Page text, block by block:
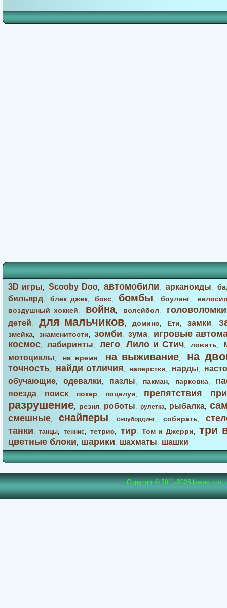
3D игры,Scooby Doo,автомобили, арканоиды,
бильярд,блек джек,бокс, бомбы, боулинг,
воздушный хоккей, война, волейбол, головоломки
детей, для мальчиков, домино, Ети, замки,
змейка, знаменитости,зомби, зума,
игровые
космос, лабиринты, лего,Лило и Стич,ловить,
мотоциклы, на время, на выживание, на
точность, найди отличия, наперстки, нарды,
обучающие, одевалки, пазлы, пакман, парковка,
поезда, поиск, покер, поцелуи, препятствия,
разрушение, резня, роботы, рулетка, рыбалка,
смешные, снайперы, сноубординг, собирать,
танки,танцы, теннис,тетрис, тир,Том и Джерри, три
цветные блоки, шарики, шахматы, шашки
Copyright © 2011-2026